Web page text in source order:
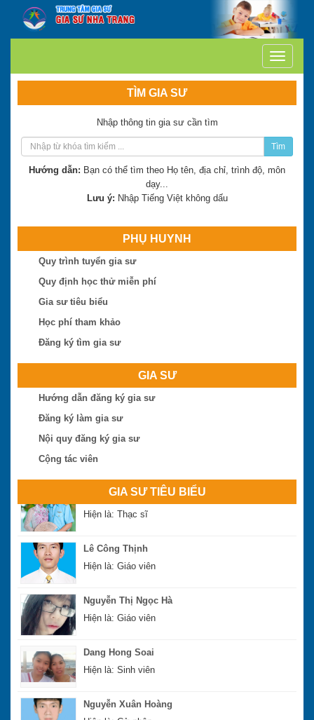
TÌM GIA SƯ
Nhập thông tin gia sư cần tìm
Tìm
Hướng dẫn: Bạn có thể tìm theo Họ tên, địa chỉ, trình độ, môn
dạy...
Lưu ý: Nhập Tiếng Việt không dấu
PHỤ HUYNH
Quy trình tuyển gia sư
Quy định học thử miễn phí
Gia sư tiêu biểu
Học phí tham khảo
Đăng ký tìm gia sư
GIA SƯ
Hướng dẫn đăng ký gia sư
Đăng ký làm gia sư
Nội quy đăng ký gia sư
Cộng tác viên
GIA SƯ TIÊU BIỂU
Trần Thị Minh Thư
Hiện là: Giáo viên
Trần Tuấn Việt
Hiện là: Giáo viên
Nguyễn Hoài Bão
Hiện là: Thạc sĩ
Hiện là: Thạc sĩ
Hiện là: Giáo viên
Hiện là: Cử nhân